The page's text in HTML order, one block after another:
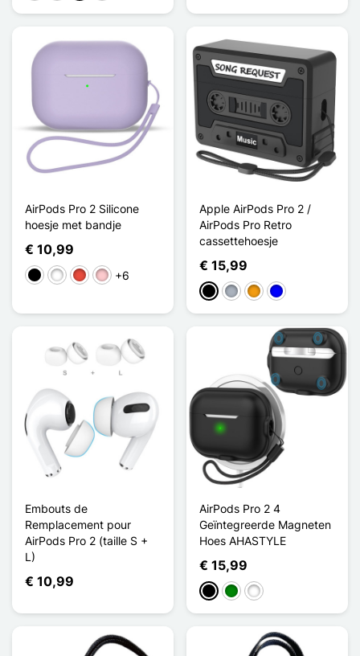
AirPods Pro 2 Silicone
hoesje met bandje
€ 10,99
ZwartWit RoodRoze+6
Apple AirPods Pro 2 /
AirPods Pro Retro
cassettehoesje
€ 15,99
ZwartGrijsOranjeBlauw
Embouts de
Remplacement pour
AirPods Pro 2 (taille S +
L)
€ 10,99
AirPods Pro 2 4
Geïntegreerde Magneten
Hoes AHASTYLE
€ 15,99
ZwartGroenBleu Nuit